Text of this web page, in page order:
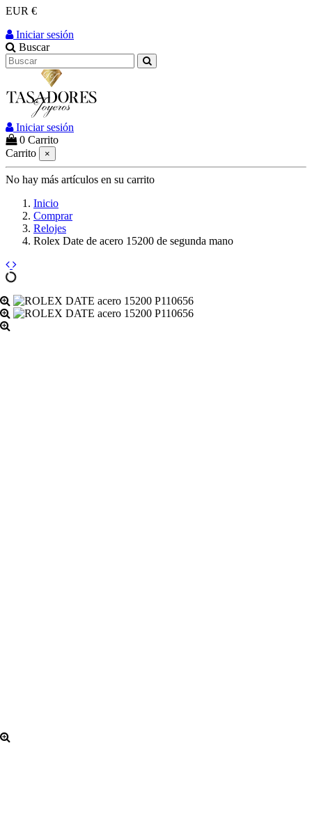
EUR €
Iniciar sesión
Buscar
Iniciar sesión
0 Carrito
Carrito
×
No hay más artículos en su carrito
Inicio
Comprar
Relojes
Rolex Date de acero 15200 de segunda mano